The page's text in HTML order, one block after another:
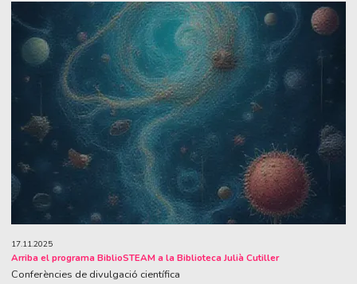
17.11.2025
Arriba el programa BiblioSTEAM a la Biblioteca Julià Cutiller
Conferències de divulgació científica